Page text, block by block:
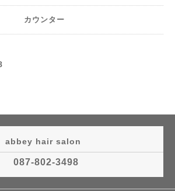
カウンター
abbey hair salon
087-802-3498